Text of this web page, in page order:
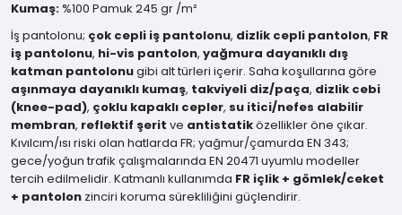
Kumaş: %100 Pamuk 245 gr /m²
İş pantolonu; çok cepli iş pantolonu, dizlik cepli pantolon, FR
iş pantolonu, hi-vis pantolon, yağmura dayanıklı dış
katman pantolonu gibi alt türleri içerir. Saha koşullarına göre
aşınmaya dayanıklı kumaş, takviyeli diz/paça, dizlik cebi
(knee-pad), çoklu kapaklı cepler, su itici/nefes alabilir
membran, reflektif şerit ve antistatik özellikler öne çıkar.
Kıvılcım/ısı riski olan hatlarda FR; yağmur/çamurda EN 343;
gece/yoğun trafik çalışmalarında EN 20471 uyumlu modeller
tercih edilmelidir. Katmanlı kullanımda FR içlik + gömlek/ceket
+ pantolon zinciri koruma sürekliliğini güçlendirir.